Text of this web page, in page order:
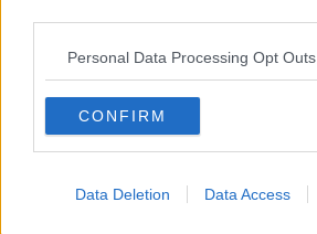
Personal Data Processing Opt Outs
CONFIRM
Data Deletion Data Access
Insomnia
Il guardiano
Lo sgombero
Erodoto e Tucidide
Il padre della storia
Pensieri brevi
L'evoluzione della specie
Riflessioni